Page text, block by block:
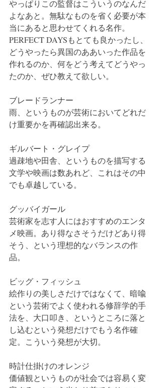
やっぱりこの監督はこういうのなんだ
よなあと。無駄なものを省く必要が本
当にあると思わせてくれる名作。
PERFECT DAYSもとても良かったし、
どうやったら異国のああいった作品を
作れるのか、何をどう考えてどうやっ
たのか、ぜひ教えて欲しい。
ブレードランナー
雨、というものが芸術においてどれだ
け重要かを再確認出来る。
ギルバート・グレイプ
過疎地や田舎、というものを描写する
文学や映画は数あれど、これはその中
でも卓越している。
グッバイガール
芸術家を志す人にはおすすめのエンタ
メ映画。あり得なさそうだけどあり得
そう、という理想的なバランスの作
品。
ビッグ・フィッシュ
絵作りの美しさだけではなくて、暗喩
という芸術でよく使われる修辞学的手
法を、大口叩き、というところに落と
し込むという発想だけでもう名作確
定。こういう発想が大切。
時計仕掛けのオレンジ
価値観というものが社会では容易く変